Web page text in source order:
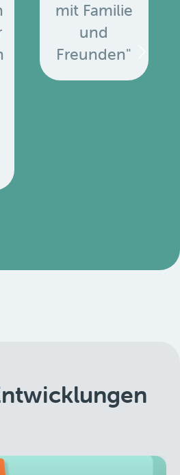
mit Familie
und
Freunden"